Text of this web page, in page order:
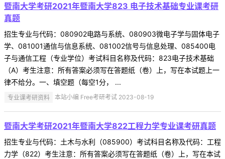
暨南大学考研2021年暨南大学823 电子技术基础专业课考研
真题
招生专业与代码：080902电路与系统、080903微电子学与固体电子
学、081001通信与信息系统、081002信号与信息处理、085400电
子与通信工程（专业学位）考试科目名称及代码：823电子技术基础
（A）考生注意：所有答案必须写在答题纸（卷）上，写在本试题上一
律不给分。一、填空题（每空1分， ...
专业课考研资料 本站小编 Free考研考试 2023-08-19
暨南大学考研2021年暨南大学822工程力学专业课考研真题
招生专业与代码：土木与水利（085900）考试科目名称及代码：工程
力学（822）考生注意：所有答案必须写在答题纸（卷）上，写在本试